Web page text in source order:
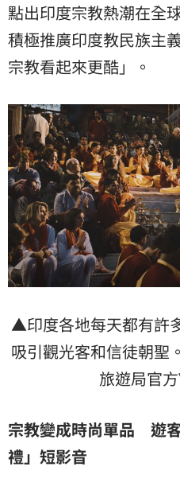
點出印度宗教熱潮在全
積極推廣印度教民族主
宗教看起來更酷」。
▲印度各地每天都有許
吸引觀光客和信徒朝聖
旅遊局官方
宗教變成時尚單品 遊
禮」短影音